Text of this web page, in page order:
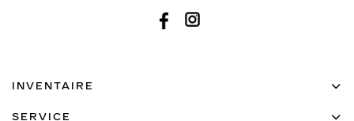
INVENTAIRE
SERVICE